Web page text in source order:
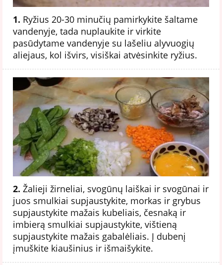
1. Ryžius 20-30 minučių pamirkykite šaltame
vandenyje, tada nuplaukite ir virkite
pasūdytame vandenyje su lašeliu alyvuogių
aliejaus, kol išvirs, visiškai atvėsinkite ryžius.
2. Žalieji žirneliai, svogūnų laiškai ir svogūnai ir
juos smulkiai supjaustykite, morkas ir grybus
supjaustykite mažais kubeliais, česnaką ir
imbierą smulkiai supjaustykite, vištieną
supjaustykite mažais gabalėliais. Į dubenį
įmuškite kiaušinius ir išmaišykite.